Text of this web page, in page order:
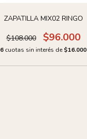
ZAPATILLA MIX02 RINGO
$108.000 $96.000
6 cuotas sin interés de $16.000